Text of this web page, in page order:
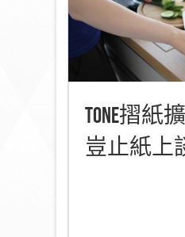
Tone摺紙
豈止紙上